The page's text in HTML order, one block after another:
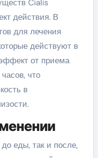
Cialis
действия. В
для лечения
действуют в
от приема
что
в
еды, так и после,